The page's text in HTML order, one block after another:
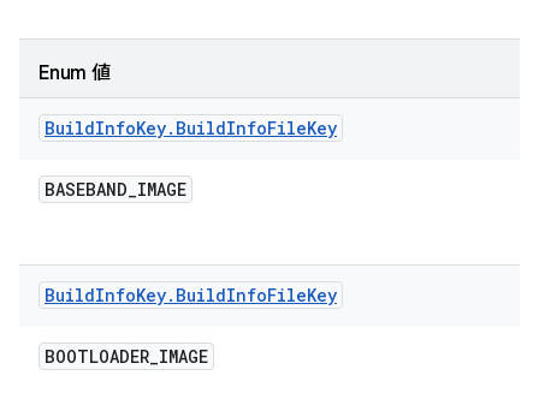
Enum 値
BuildInfoKey. BuildInfoFileKey
BASEBAND_IMAGE
BuildInfoKey. BuildInfoFileKey
BOOTLOADER_IMAGE